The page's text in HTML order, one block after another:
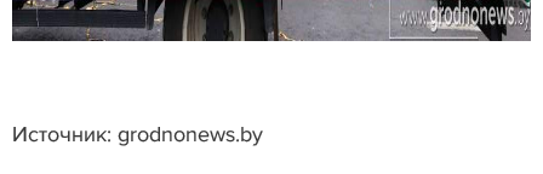
Источник: grodnonews.by